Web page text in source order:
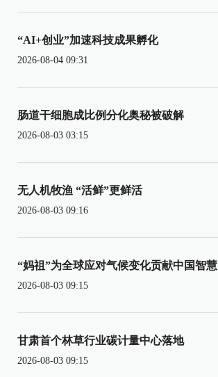
“AI+创业”加速科技成果孵化
2026-08-04 09:31
肠道干细胞成比例分化奥秘被破解
2026-08-03 03:15
无人机牧渔 “活鲜”更鲜活
2026-08-03 09:16
“妈祖”为全球应对气候变化贡献中国智慧
2026-08-03 09:15
甘肃首个林草行业碳计量中心落地
2026-08-03 09:15